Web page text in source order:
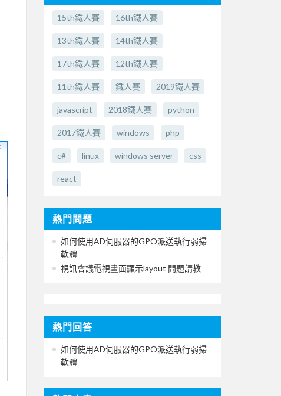
15th鐵人賽 16th鐵人賽
13th鐵人賽 14th鐵人賽
17th鐵人賽 12th鐵人賽
11th鐵人賽 鐵人賽 2019鐵人賽
javascript 2018鐵人賽 python
2017鐵人賽 windows php
c# linux windows server css
react
熱門問題
如何使用AD伺服器的GPO派送執行弱掃
軟體
視訊會議電視畫面顯示layout 問題請教
熱門回答
如何使用AD伺服器的GPO派送執行弱掃
軟體